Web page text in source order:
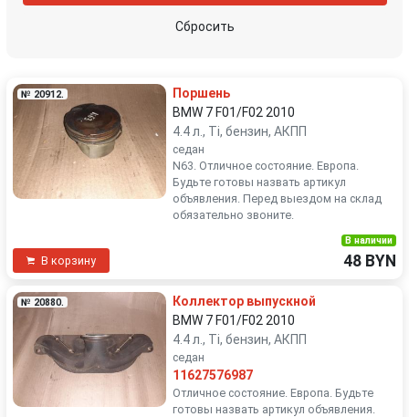
Сбросить
№ 20912.
Поршень
BMW 7 F01/F02 2010
4.4 л., Ti, бензин, АКПП
седан
N63. Отличное состояние. Европа.
Будьте готовы назвать артикул
объявления. Перед выездом на склад
обязательно звоните.
В корзину
В наличии
48 BYN
№ 20880.
Коллектор выпускной
BMW 7 F01/F02 2010
4.4 л., Ti, бензин, АКПП
седан
11627576987
Отличное состояние. Европа. Будьте
готовы назвать артикул объявления.